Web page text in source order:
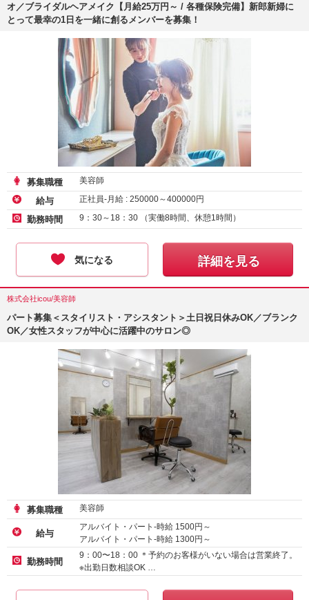
オ／ブライダルヘアメイク【月給25万円～ / 各種保険完備】新郎新婦に
とって最幸の1日を一緒に創るメンバーを募集！
募集職種 美容師
給与 正社員-月給 : 250000～400000円
勤務時間 9：30～18：30 （実働8時間、休憩1時間）
気になる 詳細を見る
株式会社icou/美容師
パート募集＜スタイリスト・アシスタント＞土日祝日休みOK／ブランク
OK／女性スタッフが中心に活躍中のサロン◎
募集職種 美容師
給与
アルバイト・パート-時給 1500円～
アルバイト・パート-時給 1300円～
勤務時間
9：00〜18：00 ＊予約のお客様がいない場合は営業終了。
※出勤日数相談OK …